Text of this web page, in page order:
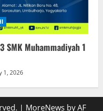
SMK Muhammadiyah 1
1, 2026
| MoreNews by AF